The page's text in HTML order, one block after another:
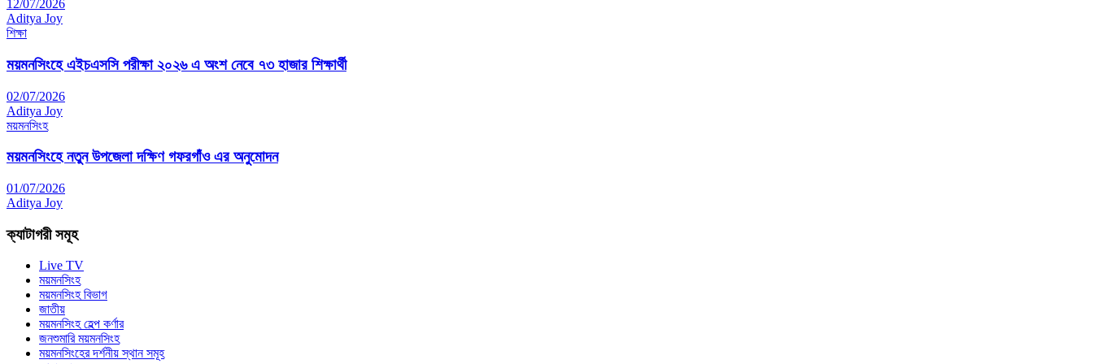
12/07/2026
Aditya Joy
শিক্ষা
ময়মনসিংহে এইচএসসি পরীক্ষা ২০২৬ এ অংশ নেবে ৭৩ হাজার শিক্ষার্থী
02/07/2026
Aditya Joy
ময়মনসিংহ
ময়মনসিংহে নতুন উপজেলা দক্ষিণ গফরগাঁও এর অনুমোদন
01/07/2026
Aditya Joy
ক্যাটাগরী সমূহ
Live TV
ময়মনসিংহ
ময়মনসিংহ বিভাগ
জাতীয়
ময়মনসিংহ হেল্প কর্ণার
জনশুমারি ময়মনসিংহ
ময়মনসিংহের দর্শনীয় স্থান সমূহ